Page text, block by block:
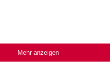
Mehr anzeigen